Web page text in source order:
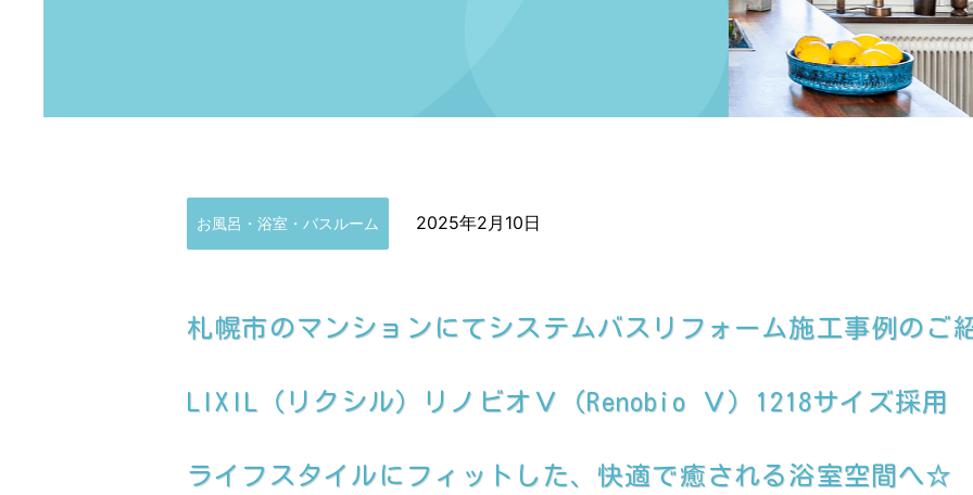
お風呂・浴室・バスルーム 2025年2月10日
札幌市のマンションにてシステムバスリフォーム施工事例のご
LIXIL（リクシル）リノビオＶ（Renobio Ｖ）1218サイズ採用
ライフスタイルにフィットした、快適で癒される浴室空間へ☆